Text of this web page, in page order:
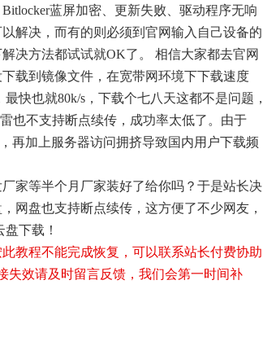
蓝屏加密、更新失败、驱动程序无响
解决，而有的则必须到官网输入自己设备的
决方法都试试就OK了。 相信大家都去官网
载到镜像文件，在宽带网环境下下载速度
快也就80k/s，下载个七八天这都不是问题，
也不支持断点续传，成功率太低了。由于
再加上服务器访问拥挤导致国内用户下载频
家等半个月厂家装好了给你吗？于是站长决
网盘也支持断点续传，这方便了不少网友，
下载！
教程不能完成恢复，可以联系站长付费协助
失效请及时留言反馈，我们会第一时间补